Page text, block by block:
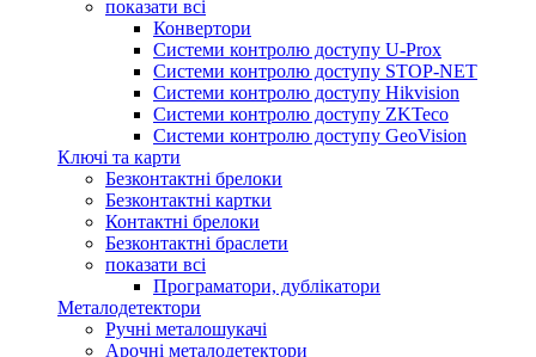
показати всі
Конвертори
Системи контролю доступу U-Prox
Системи контролю доступу STOP-NET
Системи контролю доступу Hikvision
Системи контролю доступу ZKTeco
Системи контролю доступу GeoVision
Ключі та карти
Безконтактні брелоки
Безконтактні картки
Контактні брелоки
Безконтактні браслети
показати всі
Програматори, дублікатори
Металодетектори
Ручні металошукачі
Арочні металодетектори